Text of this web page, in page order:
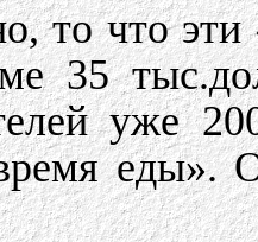
то что
35
уже
еды».